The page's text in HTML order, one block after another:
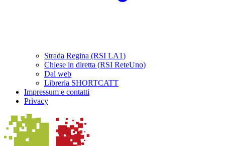
Strada Regina (RSI LA1)
Chiese in diretta (RSI ReteUno)
Dal web
Libreria SHORTCATT
Impressum e contatti
Privacy